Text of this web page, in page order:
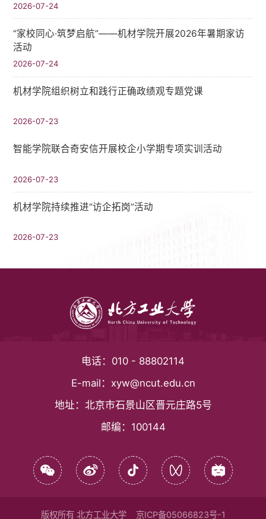
2026-07-24
“家校同心·筑梦启航”——机材学院开展2026年暑期家访
活动
2026-07-24
机材学院组织树立和践行正确政绩观专题党课
2026-07-23
智能学院联合奇安信开展校企小学期专项实训活动
2026-07-23
机材学院持续推进“访企拓岗”活动
2026-07-23
电话： 010 - 88802114
E-mail： xyw@ncut.edu.cn
地址： 北京市石景山区晋元庄路5号
邮编： 100144
版权所有 北方工业大学 京ICP备05066823号-1